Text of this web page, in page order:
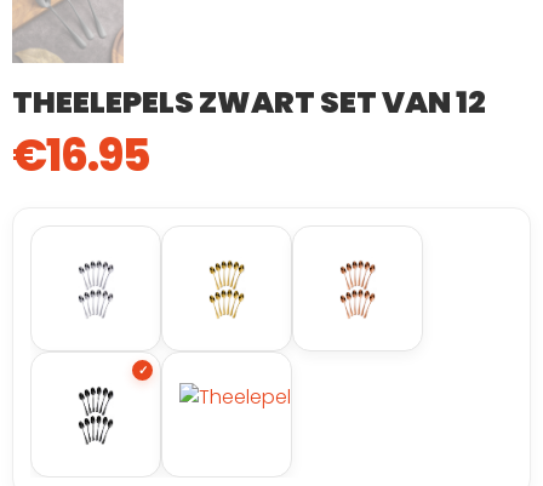
THEELEPELS ZWART SET VAN 12
€16.95